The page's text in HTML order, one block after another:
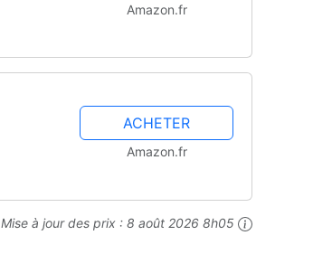
Amazon.fr
ACHETER
Amazon.fr
Mise à jour des prix : 8 août 2026 8h05